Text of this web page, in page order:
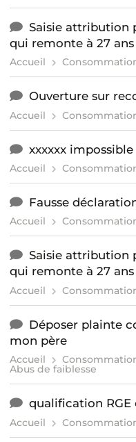
Saisie attribution
qui remonte à 27 ans
Accueil
Ouverture sur
Accueil
xxxxxx
Accueil
Fausse
Accueil
Saisie attribution
qui remonte à 27 ans
Accueil
Déposer plainte
mon père
Accueil
Abus de faiblesse
qualification RGE
Accueil